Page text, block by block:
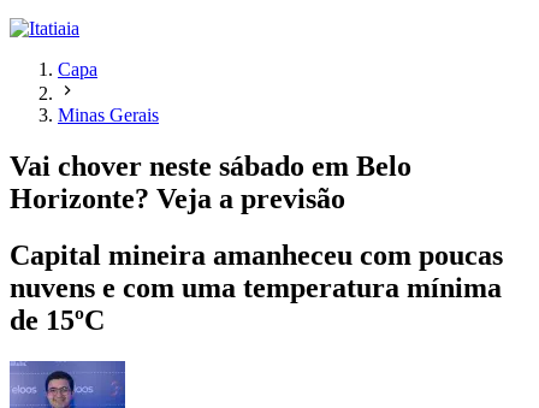
Capa
Minas Gerais
Vai chover neste sábado em Belo
Horizonte? Veja a previsão
Capital mineira amanheceu com poucas
nuvens e com uma temperatura mínima
de 15ºC